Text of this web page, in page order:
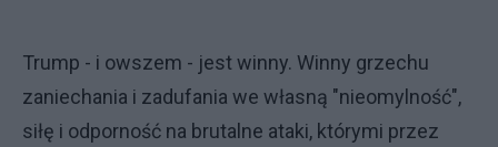
Trump - i owszem - jest winny. Winny grzechu
zaniechania i zadufania we własną "nieomylność",
siłę i odporność na brutalne ataki, którymi przez